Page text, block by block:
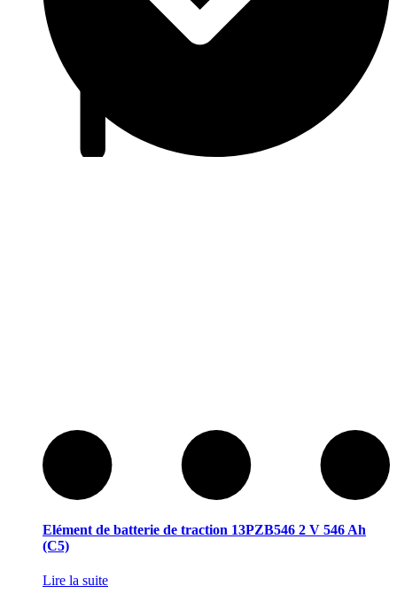
Elément de batterie de traction 13PZB546 2 V 546 Ah
(C5)
Lire la suite